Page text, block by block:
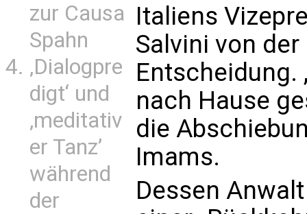
zur Causa
Spahn
‚Dialogpre
digt‘ und
‚meditativ
er Tanz’
während
der
Italiens
Salvini von
Entscheidung.
nach Hause
die
Imams.
Dessen